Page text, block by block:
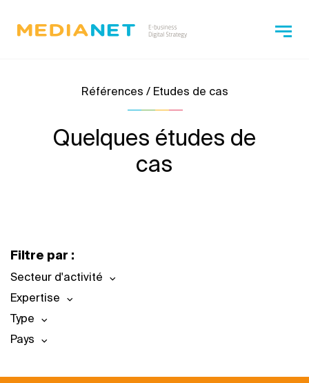
Références / Etudes de cas
Quelques études de
cas
Filtre par :
Secteur d'activité
Expertise
Type
Pays